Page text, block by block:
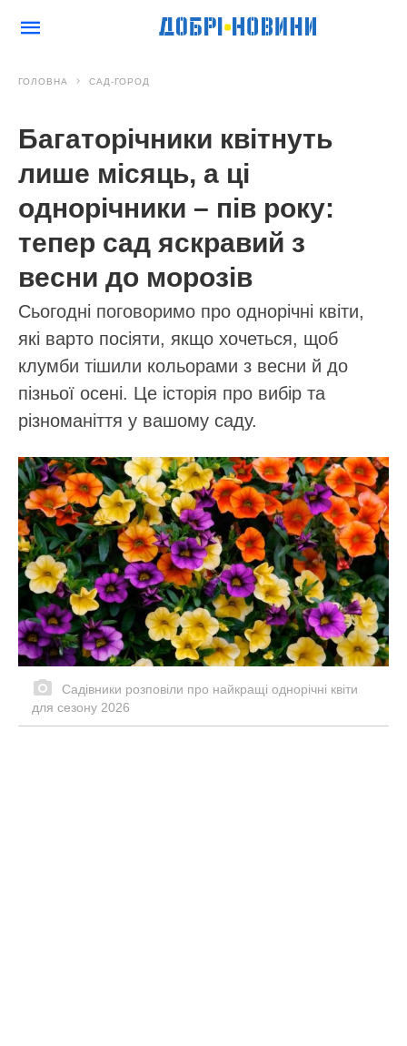
ГОЛОВНА САД-ГОРОД
Багаторічники квітнуть
лише місяць, а ці
однорічники – пів року:
тепер сад яскравий з
весни до морозів
Сьогодні поговоримо про однорічні квіти,
які варто посіяти, якщо хочеться, щоб
клумби тішили кольорами з весни й до
пізньої осені. Це історія про вибір та
різноманіття у вашому саду.
Садівники розповіли про найкращі однорічні квіти
для сезону 2026